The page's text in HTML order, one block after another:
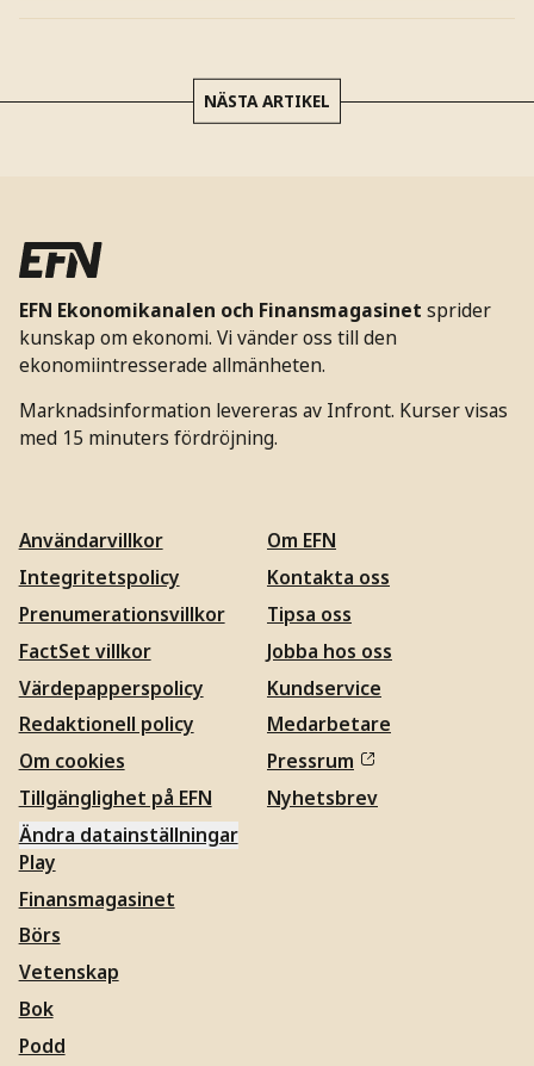
NÄSTA ARTIKEL
EFN Ekonomikanalen och Finansmagasinet sprider
kunskap om ekonomi. Vi vänder oss till den
ekonomiintresserade allmänheten.
Marknadsinformation levereras av Infront. Kurser visas
med 15 minuters fördröjning.
Användarvillkor
Integritetspolicy
Prenumerationsvillkor
FactSet villkor
Värdepapperspolicy
Redaktionell policy
Om cookies
Tillgänglighet på EFN
Ändra datainställningar
Om EFN
Kontakta oss
Tipsa oss
Jobba hos oss
Kundservice
Medarbetare
Pressrum
Nyhetsbrev
Play
Finansmagasinet
Börs
Vetenskap
Bok
Podd